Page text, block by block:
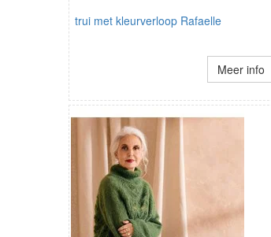
trui met kleurverloop Rafaelle
Meer info